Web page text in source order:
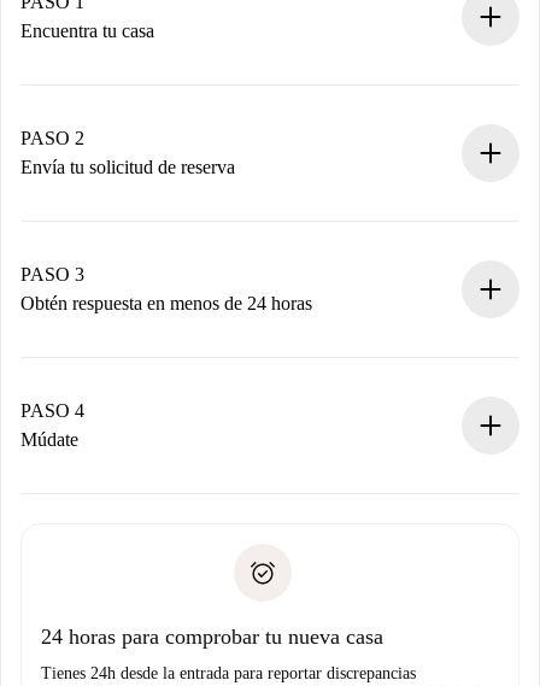
Encuentra tu casa
Tienes toda la información necesaria por adelantado.
PASO 2
Envía tu solicitud de reserva
propietario acepte.
PASO 3
Obtén respuesta en menos de 24 horas
contacto con el propietario.
Si es rechazada: No te haremos ningún cargo y te
Prueba de solvencia
PASO 4
Múdate
no nos comunicas ningún problema.
24 horas para comprobar tu nueva casa
Tienes 24h desde la entrada para reportar discrepancias